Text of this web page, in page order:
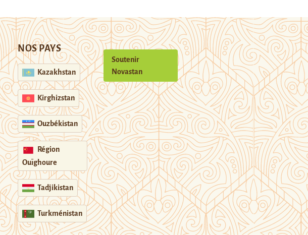
NOS PAYS
Kazakhstan
Kirghizstan
Ouzbékistan
Région
Ouïghoure
Tadjikistan
Turkménistan
Soutenir
Novastan